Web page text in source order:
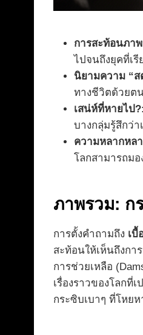
การสะท้อนภา
ไปจนถึงยุคที่เรี
นิยามความ “ส
ทางชีวิตด้วยต
เสน่ห์ที่หายไป?:
บางกลุ่มรู้สึกว่า
ความหลากหล
โลกสามารถม
ภาพรวม: ก
การตั้งคำถามถึง เบื้
สะท้อนให้เห็นถึงก
การช่วยเหลือ
เรื่องราวของโลก
กระซิบเบาๆ ที่โหย